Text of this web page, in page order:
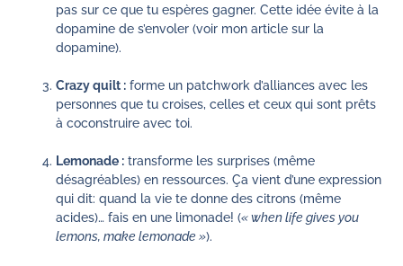
pas sur ce que tu espères gagner. Cette idée évite à la
dopamine de s’envoler (voir mon article sur la
dopamine).
Crazy quilt : forme un patchwork d’alliances avec les
personnes que tu croises, celles et ceux qui sont prêts
à coconstruire avec toi.
Lemonade : transforme les surprises (même
désagréables) en ressources. Ça vient d’une expression
qui dit: quand la vie te donne des citrons (même
acides)… fais en une limonade! (« when life gives you
lemons, make lemonade »).